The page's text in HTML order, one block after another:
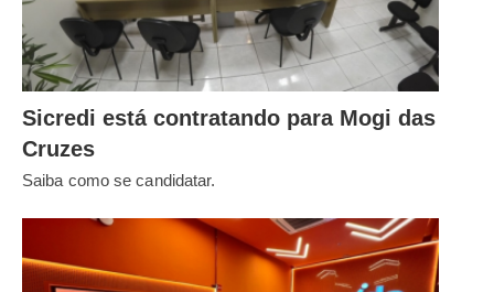
Sicredi está contratando para Mogi das
Cruzes
Saiba como se candidatar.